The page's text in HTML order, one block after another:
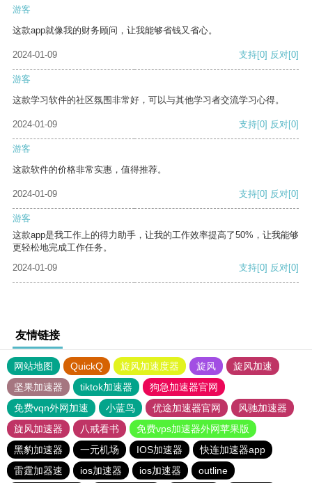
游客
这款app就像我的财务顾问，让我能够省钱又省心。
2024-01-09 支持[0] 反对[0]
游客
这款学习软件的社区氛围非常好，可以与其他学习者交流学习心得。
2024-01-09 支持[0] 反对[0]
游客
这款软件的价格非常实惠，值得推荐。
2024-01-09 支持[0] 反对[0]
游客
这款app是我工作上的得力助手，让我的工作效率提高了50%，让我能够
更轻松地完成工作任务。
2024-01-09
支持[0] 反对[0]
友情链接
网站地图 QuickQ 旋风加速度器 旋风
旋风加速
坚果加速器
tiktok加速器
狗急加速器官网
免费vqn外网加速
小蓝鸟 优途加速器官网
风驰加速器
旋风加速器
八戒看书
免费vps加速器外网苹果版
黑豹加速器
一元机场 IOS加速器
快连加速器app
雷霆加器速
ios加速器 ios加速器 outline